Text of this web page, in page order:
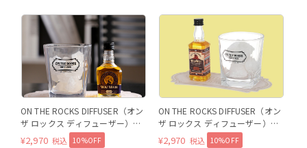
WOLF MOON
ON THE ROCKS DIFFUSER（オン
ザ ロックス ディフューザー）
WOLF MOON
¥2,970 税込 10%OFF
ON THE ROCKS DIFFUSER（オン
ザ ロックス ディフューザー）
SNOWY FOREST
¥2,970 税込
10%OFF